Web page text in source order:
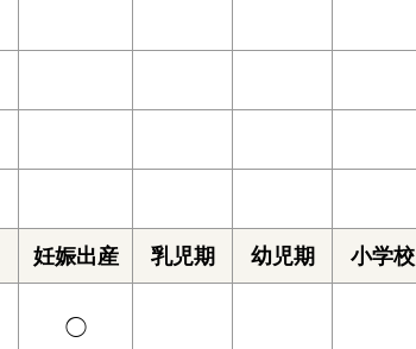
妊娠出産 乳児期 幼児期 小学校
◯